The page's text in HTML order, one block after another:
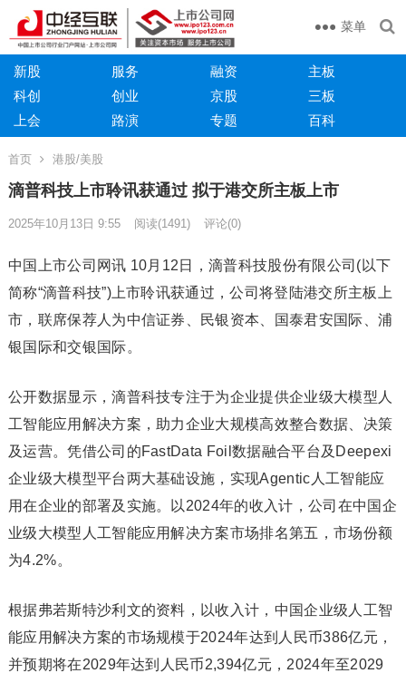
菜单
新股 服务 融资
主板
科创
创业 京股
三板
上会
路演 专题 百科
首页 港股/美股
滴普科技上市聆讯获通过 拟于港交所主板上市
2025年10月13日 9:55 阅读(1491) 评论(0)
中国上市公司网讯 10月12日，滴普科技股份有限公司(以下
简称“滴普科技”)上市聆讯获通过，公司将登陆港交所主板上
市，联席保荐人为中信证券、民银资本、国泰君安国际、浦
银国际和交银国际。
公开数据显示，滴普科技专注于为企业提供企业级大模型人
工智能应用解决方案，助力企业大规模高效整合数据、决策
及运营。凭借公司的FastData Foil数据融合平台及Deepexi
企业级大模型平台两大基础设施，实现Agentic人工智能应
用在企业的部署及实施。以2024年的收入计，公司在中国企
业级大模型人工智能应用解决方案市场排名第五，市场份额
为4.2%。
根据弗若斯特沙利文的资料，以收入计，中国企业级人工智
能应用解决方案的市场规模于2024年达到人民币386亿元，
并预期将在2029年达到人民币2,394亿元，2024年至2029